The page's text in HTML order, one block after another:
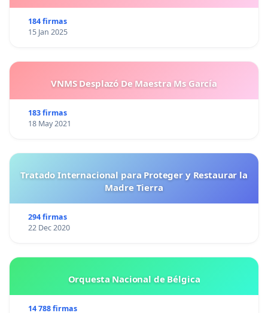
184 firmas
15 Jan 2025
VNMS Desplazó De Maestra Ms García
183 firmas
18 May 2021
Tratado Internacional para Proteger y Restaurar la
Madre Tierra
294 firmas
22 Dec 2020
Orquesta Nacional de Bélgica
14 788 firmas